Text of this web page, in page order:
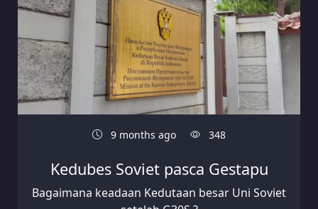
9 months ago 348
Kedubes Soviet pasca Gestapu
Bagaimana keadaan Kedutaan besar Uni Soviet